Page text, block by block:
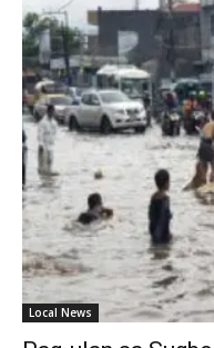
Local News